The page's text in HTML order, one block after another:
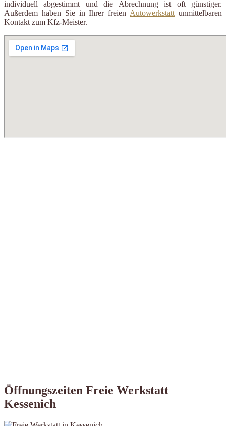
individuell abgestimmt und die Abrechnung ist oft günstiger.
Außerdem haben Sie in Ihrer freienAutowerkstattunmittelbaren
Kontakt zum Kfz-Meister.
Öffnungszeiten Freie Werkstatt
Kessenich